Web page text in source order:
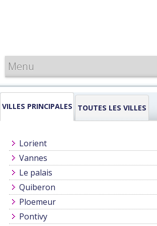
Menu
CARTE DE FRANCE
INFORMATIONS
VILLES PRINCIPALES TOUTES LES VILLES
Lorient
Vannes
Le palais
Quiberon
Ploemeur
Pontivy